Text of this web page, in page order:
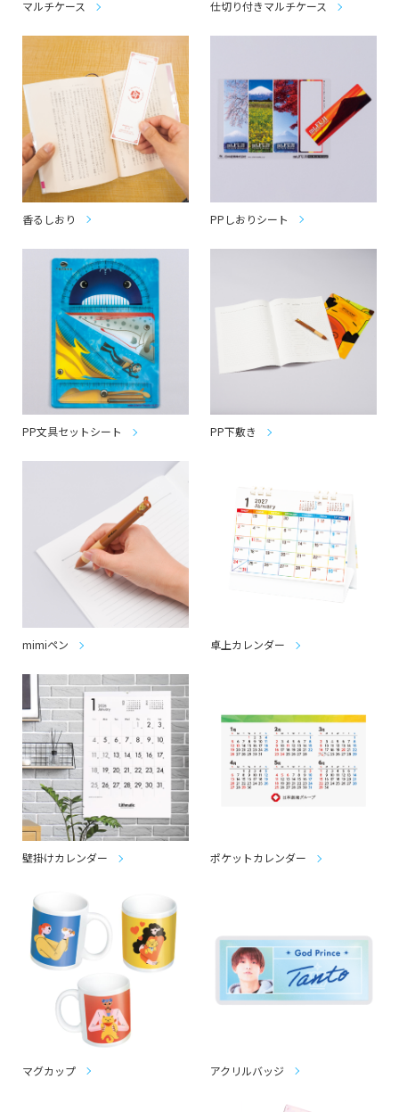
マルチケース 仕切り付きマルチケース
香るしおり PPしおりシート
PP文具セットシート PP下敷き
mimiペン 卓上カレンダー
壁掛けカレンダー ポケットカレンダー
マグカップ アクリルバッジ